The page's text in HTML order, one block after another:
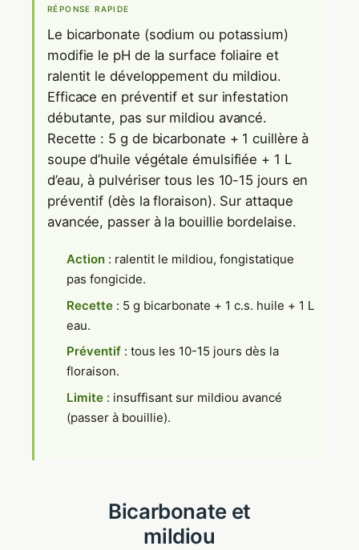
RÉPONSE RAPIDE
Le bicarbonate (sodium ou potassium)
modifie le pH de la surface foliaire et
ralentit le développement du mildiou.
Efficace en préventif et sur infestation
débutante, pas sur mildiou avancé.
Recette : 5 g de bicarbonate + 1 cuillère à
soupe d’huile végétale émulsifiée + 1 L
d’eau, à pulvériser tous les 10-15 jours en
préventif (dès la floraison). Sur attaque
avancée, passer à la bouillie bordelaise.
Action : ralentit le mildiou, fongistatique
pas fongicide.
Recette : 5 g bicarbonate + 1 c.s. huile + 1 L
eau.
Préventif : tous les 10-15 jours dès la
floraison.
Limite : insuffisant sur mildiou avancé
(passer à bouillie).
Bicarbonate et
mildiou